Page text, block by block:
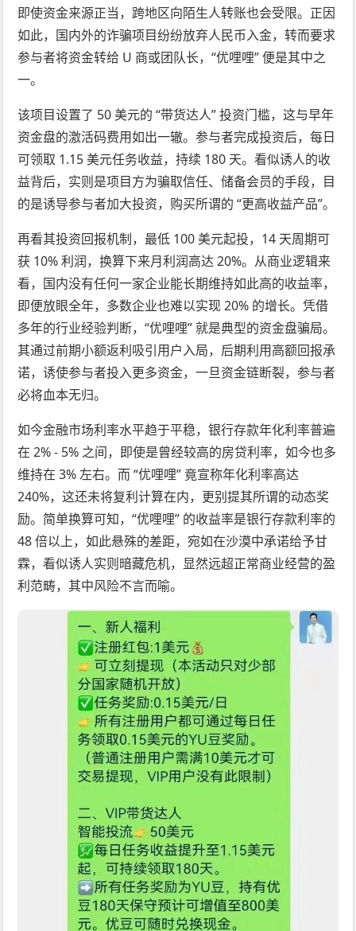
即使资金来源正当，跨地区向陌生人转账也会受限。正因
如此，国内外的诈骗项目纷纷放弃人民币入金，转而要求
参与者将资金转给 U 商或团队长，“优哩哩” 便是其中之
一。​
该项目设置了 50 美元的 “带货达人” 投资门槛，这与早年
资金盘的激活码费用如出一辙。参与者完成投资后，每日
可领取 1.15 美元任务收益，持续 180 天。看似诱人的收
益背后，实则是项目方为骗取信任、储备会员的手段，目
的是诱导参与者加大投资，购买所谓的 “更高收益产品”。​
再看其投资回报机制，最低 100 美元起投，14 天周期可
获 10% 利润，换算下来月利润高达 20%。从商业逻辑来
看，国内没有任何一家企业能长期维持如此高的收益率，
即便放眼全年，多数企业也难以实现 20% 的增长。凭借
多年的行业经验判断，“优哩哩” 就是典型的资金盘骗局。
其通过前期小额返利吸引用户入局，后期利用高额回报承
诺，诱使参与者投入更多资金，一旦资金链断裂，参与者
必将血本无归。
如今金融市场利率水平趋于平稳，银行存款年化利率普遍
在 2% - 5% 之间，即使是曾经较高的房贷利率，如今也多
维持在 3% 左右。而 “优哩哩” 竟宣称年化利率高达
240%，这还未将复利计算在内，更别提其所谓的动态奖
励。简单换算可知，“优哩哩” 的收益率是银行存款利率的
48 倍以上，如此悬殊的差距，宛如在沙漠中承诺给予甘
霖，看似诱人实则暗藏危机，显然远超正常商业经营的盈
利范畴，其中风险不言而喻。